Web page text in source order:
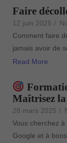
Faire
12 juin 2025 /
Comment faire
jamais avoir de
Read More
Maîtrisez
28 mars 2025 /
Vous cherchez
Google et à